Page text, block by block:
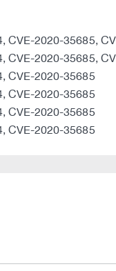
CVE-2020-35685,
CVE-2020-35685,
CVE-2020-35685
CVE-2020-35685
CVE-2020-35685
CVE-2020-35685